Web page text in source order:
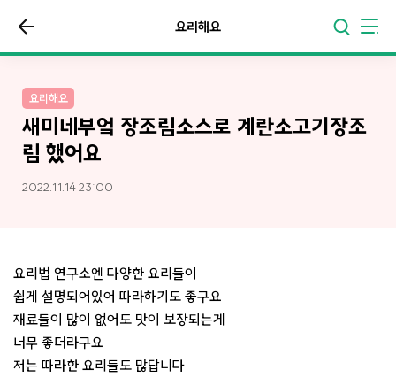
요리해요
요리해요
새미네부엌 장조림소스로 계란소고기장조
림 했어요
2022.11.14 23:00
요리법 연구소엔 다양한 요리들이
쉽게 설명되어있어 따라하기도 좋구요
재료들이 많이 없어도 맛이 보장되는게
너무 좋더라구요
저는 따라한 요리들도 많답니다